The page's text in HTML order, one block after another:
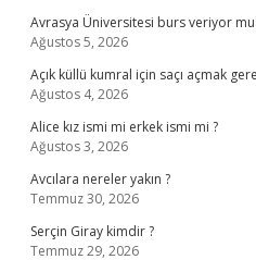
Avrasya Üniversitesi burs veriyor mu
Ağustos 5, 2026
Açık küllü kumral için saçı açmak
Ağustos 4, 2026
Alice kız ismi mi erkek ismi mi ?
Ağustos 3, 2026
Avcılara nereler yakın ?
Temmuz 30, 2026
Serçin Giray kimdir ?
Temmuz 29, 2026